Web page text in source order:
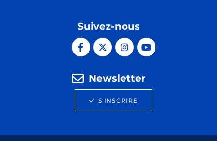
Suivez-nous
Newsletter
S'INSCRIRE